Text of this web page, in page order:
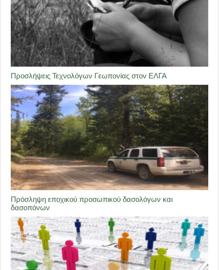
Προσλήψεις Τεχνολόγων Γεωπονίας στον ΕΛΓΑ
Πρόσληψη εποχικού προσωπικού δασολόγων και
δασοπόνων